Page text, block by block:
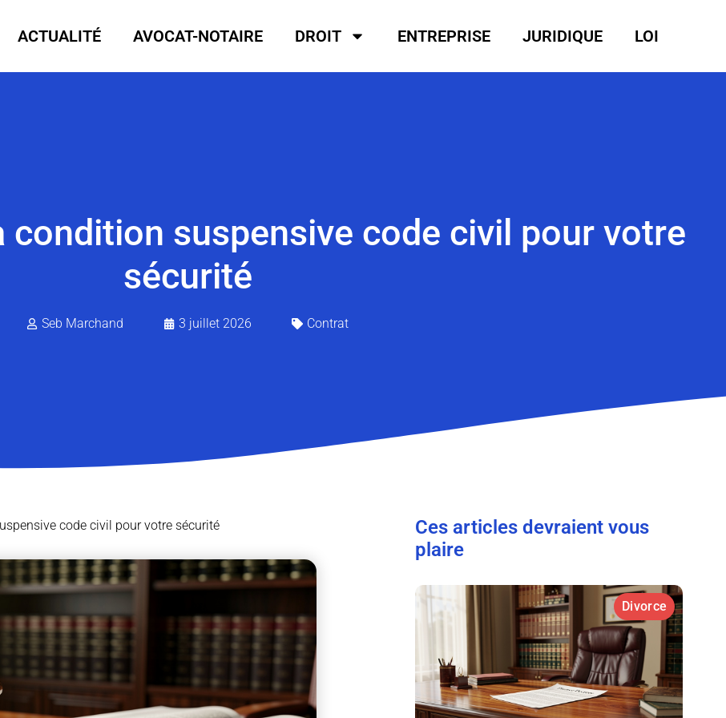
ACTUALITÉ AVOCAT-NOTAIRE DROIT ENTREPRISE JURIDIQUE LOI
condition suspensive code civil pour votre
sécurité
Seb Marchand 3 juillet 2026 Contrat
code civil pour votre sécurité
Ces articles devraient vous
plaire
Divorce